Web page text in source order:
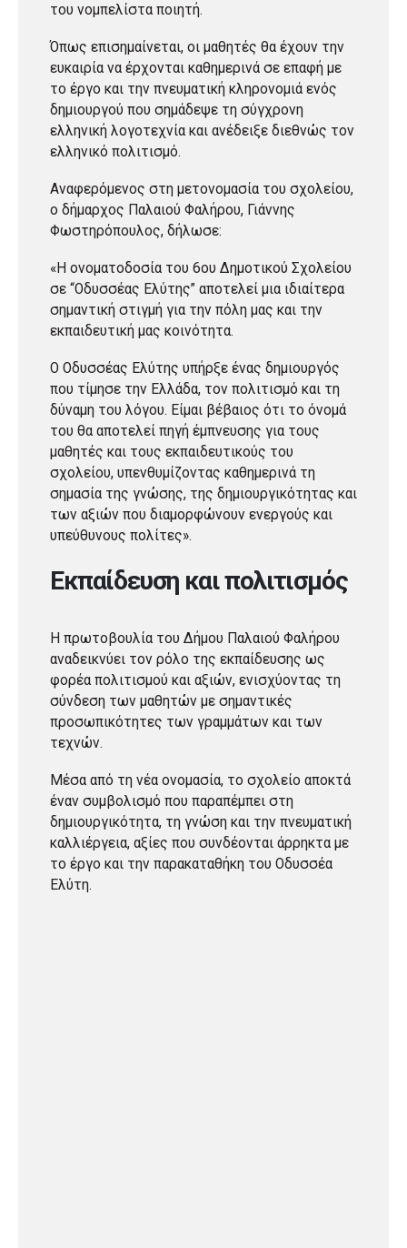
του νομπελίστα ποιητή.
Όπως επισημαίνεται, οι μαθητές θα έχουν την
ευκαιρία να έρχονται καθημερινά σε επαφή με
το έργο και την πνευματική κληρονομιά ενός
δημιουργού που σημάδεψε τη σύγχρονη
ελληνική λογοτεχνία και ανέδειξε διεθνώς τον
ελληνικό πολιτισμό.
Αναφερόμενος στη μετονομασία του σχολείου,
ο δήμαρχος Παλαιού Φαλήρου, Γιάννης
Φωστηρόπουλος, δήλωσε:
«Η ονοματοδοσία του 6ου Δημοτικού Σχολείου
σε “Οδυσσέας Ελύτης” αποτελεί μια ιδιαίτερα
σημαντική στιγμή για την πόλη μας και την
εκπαιδευτική μας κοινότητα.
Ο Οδυσσέας Ελύτης υπήρξε ένας δημιουργός
που τίμησε την Ελλάδα, τον πολιτισμό και τη
δύναμη του λόγου. Είμαι βέβαιος ότι το όνομά
του θα αποτελεί πηγή έμπνευσης για τους
μαθητές και τους εκπαιδευτικούς του
σχολείου, υπενθυμίζοντας καθημερινά τη
σημασία της γνώσης, της δημιουργικότητας και
των αξιών που διαμορφώνουν ενεργούς και
υπεύθυνους πολίτες».
Εκπαίδευση και πολιτισμός
Η πρωτοβουλία του Δήμου Παλαιού Φαλήρου
αναδεικνύει τον ρόλο της εκπαίδευσης ως
φορέα πολιτισμού και αξιών, ενισχύοντας τη
σύνδεση των μαθητών με σημαντικές
προσωπικότητες των γραμμάτων και των
τεχνών.
Μέσα από τη νέα ονομασία, το σχολείο αποκτά
έναν συμβολισμό που παραπέμπει στη
δημιουργικότητα, τη γνώση και την πνευματική
καλλιέργεια, αξίες που συνδέονται άρρηκτα με
το έργο και την παρακαταθήκη του Οδυσσέα
Ελύτη.